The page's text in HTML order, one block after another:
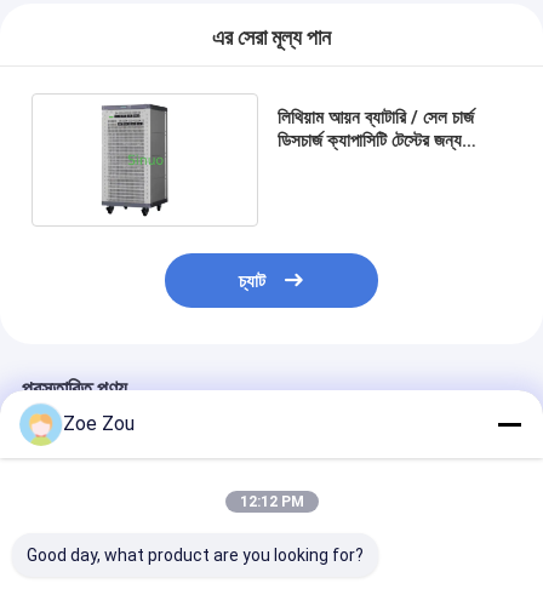
এর সেরা মূল্য পান
লিথিয়াম আয়ন ব্যাটারি / সেল চার্জ
ডিসচার্জ ক্যাপাসিটি টেস্টের জন্য
চ্যাট
প্রস্তাবিত পণ্য
Zoe Zou
12:12 PM
Good day, what product are you looking for?